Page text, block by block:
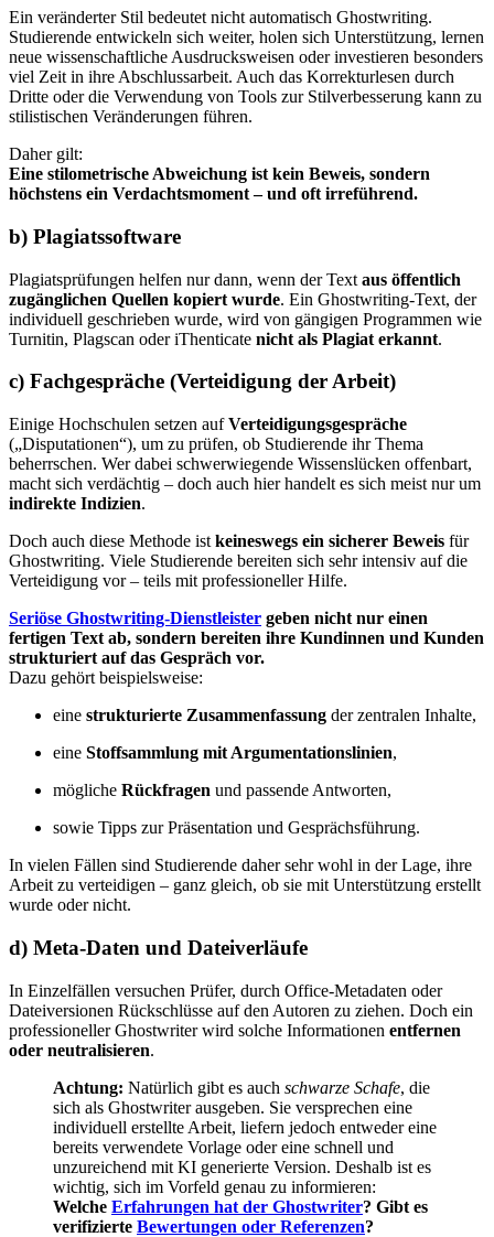
Ein veränderter Stil bedeutet nicht automatisch Ghostwriting.
Studierende entwickeln sich weiter, holen sich Unterstützung, lernen
neue wissenschaftliche Ausdrucksweisen oder investieren besonders
viel Zeit in ihre Abschlussarbeit. Auch das Korrekturlesen durch
Dritte oder die Verwendung von Tools zur Stilverbesserung kann zu
stilistischen Veränderungen führen.
Daher gilt:
Eine stilometrische Abweichung ist kein Beweis, sondern
höchstens ein Verdachtsmoment – und oft irreführend.
b) Plagiatssoftware
Plagiatsprüfungen helfen nur dann, wenn der Text aus öffentlich
zugänglichen Quellen kopiert wurde. Ein Ghostwriting-Text, der
individuell geschrieben wurde, wird von gängigen Programmen wie
Turnitin, Plagscan oder iThenticate nicht als Plagiat erkannt.
c) Fachgespräche (Verteidigung der Arbeit)
Einige Hochschulen setzen aufVerteidigungsgespräche
(„Disputationen“), um zu prüfen, ob Studierende ihr Thema
beherrschen. Wer dabei schwerwiegende Wissenslücken offenbart,
macht sich verdächtig – doch auch hier handelt es sich meist nur um
indirekte Indizien.
Doch auch diese Methode ist keineswegs ein sicherer Beweis für
Ghostwriting. Viele Studierende bereiten sich sehr intensiv auf die
Verteidigung vor – teils mit professioneller Hilfe.
Seriöse Ghostwriting-Dienstleister geben nicht nur einen
fertigen Text ab, sondern bereiten ihre Kundinnen und Kunden
strukturiert auf das Gespräch vor.
Dazu gehört beispielsweise:
eine strukturierte Zusammenfassung der zentralen Inhalte,
eine Stoffsammlung mit Argumentationslinien,
mögliche Rückfragen und passende Antworten,
sowie Tipps zur Präsentation und Gesprächsführung.
In vielen Fällen sind Studierende daher sehr wohl in der Lage, ihre
Arbeit zu verteidigen – ganz gleich, ob sie mit Unterstützung erstellt
wurde oder nicht.
d) Meta-Daten und Dateiverläufe
In Einzelfällen versuchen Prüfer, durch Office-Metadaten oder
Dateiversionen Rückschlüsse auf den Autoren zu ziehen. Doch ein
professioneller Ghostwriter wird solche Informationen entfernen
oder neutralisieren.
Achtung: Natürlich gibt es auch schwarze Schafe, die
sich als Ghostwriter ausgeben. Sie versprechen eine
individuell erstellte Arbeit, liefern jedoch entweder eine
bereits verwendete Vorlage oder eine schnell und
unzureichend mit KI generierte Version. Deshalb ist es
wichtig, sich im Vorfeld genau zu informieren:
Welche Erfahrungen hat der Ghostwriter? Gibt es
verifizierte Bewertungen oder Referenzen?